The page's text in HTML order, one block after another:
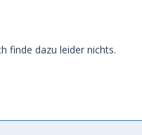
finde dazu leider nichts.